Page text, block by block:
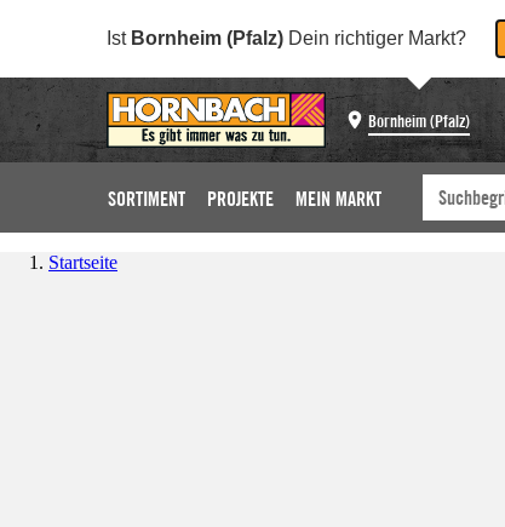
Ist Bornheim (Pfalz) Dein richtiger Markt?
Bornheim (Pfalz)
SORTIMENT PROJEKTE MEIN MARKT
Startseite